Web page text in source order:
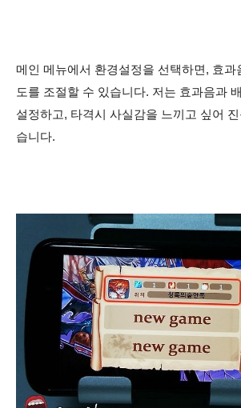
메인 메뉴에서 환경설정을 선택하면, 효과
도를 조절할 수 있습니다. 저는 효과음과
설정하고, 타격시 사실감을 느끼고 싶어
습니다.